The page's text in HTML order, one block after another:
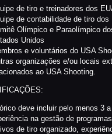
de tiro e treinadores dos
de contabilidade de tiro dos
Olímpico e Paraolímpico
Unidos
e voluntários do USA
organizações e/ou locais
ao USA Shooting.
deve incluir pelo menos 3
na gestão de programas
de tiro organizado,